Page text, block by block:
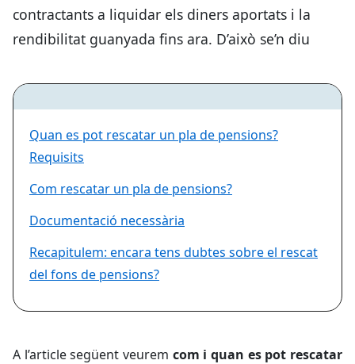
contractants a liquidar els diners aportats i la
rendibilitat guanyada fins ara. D’això se’n diu
Quan es pot rescatar un pla de pensions?
Requisits
Com rescatar un pla de pensions?
Documentació necessària
Recapitulem: encara tens dubtes sobre el rescat
del fons de pensions?
A l’article següent veurem com i quan es pot rescatar